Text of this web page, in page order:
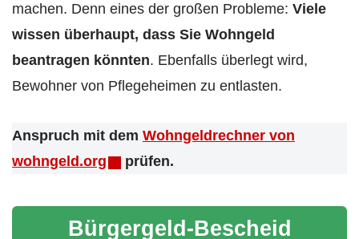
machen. Denn eines der großen Probleme: Viele
wissen überhaupt, dass Sie Wohngeld
beantragen könnten. Ebenfalls überlegt wird,
Bewohner von Pflegeheimen zu entlasten.
Anspruch mit dem Wohngeldrechner von
wohngeld.org
prüfen.
Bürgergeld-Bescheid